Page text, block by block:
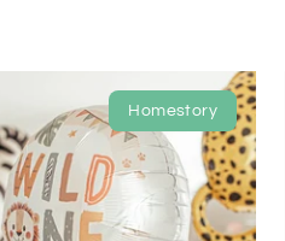
Homestory